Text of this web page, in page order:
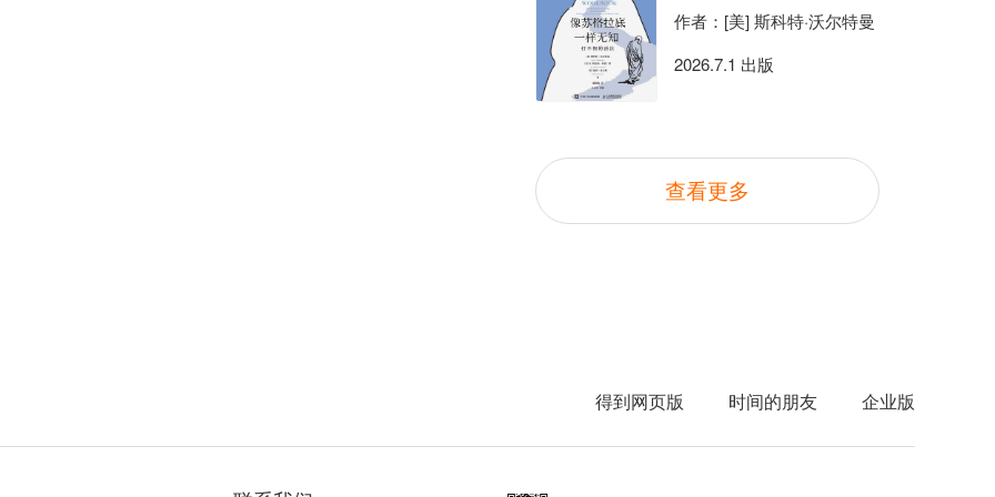
作者：[美] 斯科特·沃尔特曼
2026.7.1 出版
查看更多
得到网页版 时间的朋友 企业版